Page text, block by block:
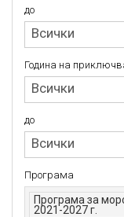
до
Всички
до
Година на
Всички
Година
на
приключване
до
Всички
до
Програма
Програма за
2021-2027 г.